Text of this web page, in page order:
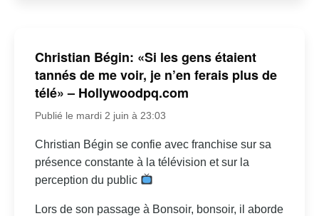
Christian Bégin: «Si les gens étaient
tannés de me voir, je n’en ferais plus de
télé» – Hollywoodpq.com
Publié le mardi 2 juin à 23:03
Christian Bégin se confie avec franchise sur sa
présence constante à la télévision et sur la
perception du public
Lors de son passage à Bonsoir, bonsoir, il aborde